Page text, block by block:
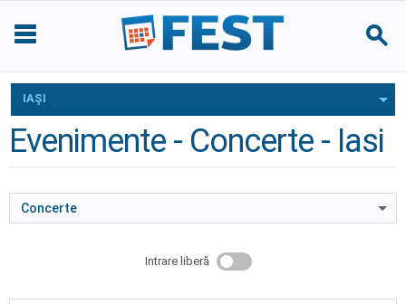
IAŞI
Evenimente - Concerte - Iasi
Concerte
Intrare liberă